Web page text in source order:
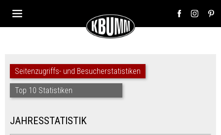
Seitenzugriffs- und Besucherstatistiken
Top 10 Statistiken
JAHRESSTATISTIK